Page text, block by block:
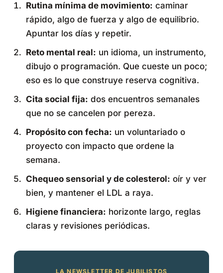
Rutina mínima de movimiento: caminar
rápido, algo de fuerza y algo de equilibrio.
Apuntar los días y repetir.
Reto mental real: un idioma, un instrumento,
dibujo o programación. Que cueste un poco;
eso es lo que construye reserva cognitiva.
Cita social fija: dos encuentros semanales
que no se cancelen por pereza.
Propósito con fecha: un voluntariado o
proyecto con impacto que ordene la
semana.
Chequeo sensorial y de colesterol: oír y ver
bien, y mantener el LDL a raya.
Higiene financiera: horizonte largo, reglas
claras y revisiones periódicas.
LA NEWSLETTER DE JUBILISTOS